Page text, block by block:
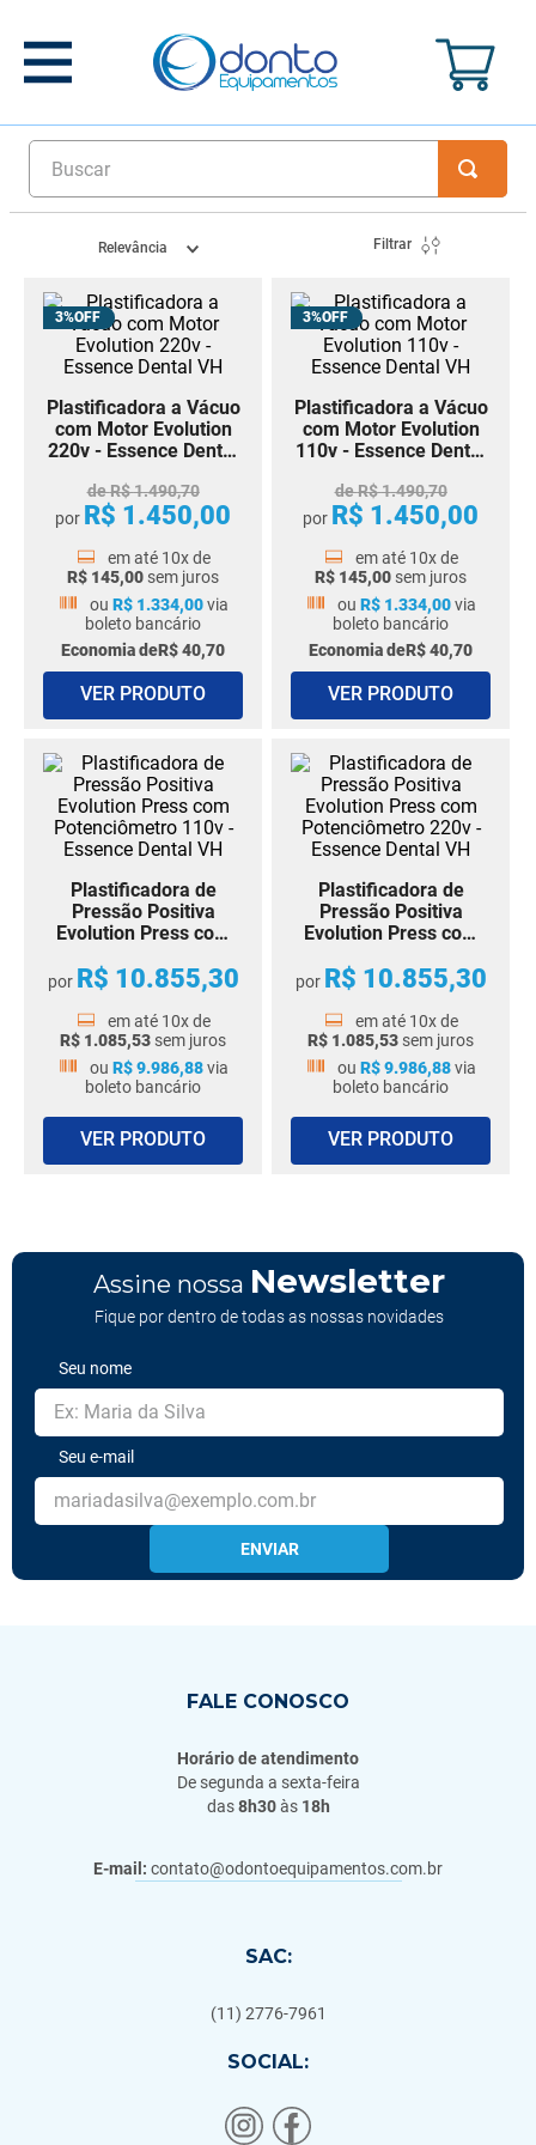
Buscar
Relevância Filtrar
3%
Plastificadora a Vácuo
com Motor Evolution
220v - Essence Dental
deR$1.490,70
por R$ 1 .450,00
em até 10x de
R$ 145,00 sem juros
ou R$ 1.334,00via
boleto bancário
Economia deR$40,70
VER PRODUTO
3%
Plastificadora a Vácuo
com Motor Evolution
110v - Essence Dental
deR$1.490,70
por R$ 1 .450,00
em até 10x de
R$ 145,00 sem juros
ou R$ 1.334,00via
boleto bancário
Economia deR$40,70
VER PRODUTO
Plastificadora de
Pressão Positiva
Evolution Press com
Essence Dental VH
por R$ 10.855,30
em até 10x de
R$ 1.085,53 sem juros
ou R$ 9.986,88via
boleto bancário
VER PRODUTO
Plastificadora de
Pressão Positiva
Evolution Press com
Essence Dental VH
por R$ 10.855,30
em até 10x de
R$ 1.085,53 sem juros
ou R$ 9.986,88via
boleto bancário
VER PRODUTO
Assine nossa Newsletter
Fique por dentro de todas as nossas novidades
Seu nome
Seu e-mail
ENVIAR
FALE CONOSCO
Horário de atendimento
De segunda a sexta-feira
das8h30às 18h
E-mail: contato@odontoequipamentos.com.br
SAC:
(11) 2776-7961
SOCIAL: